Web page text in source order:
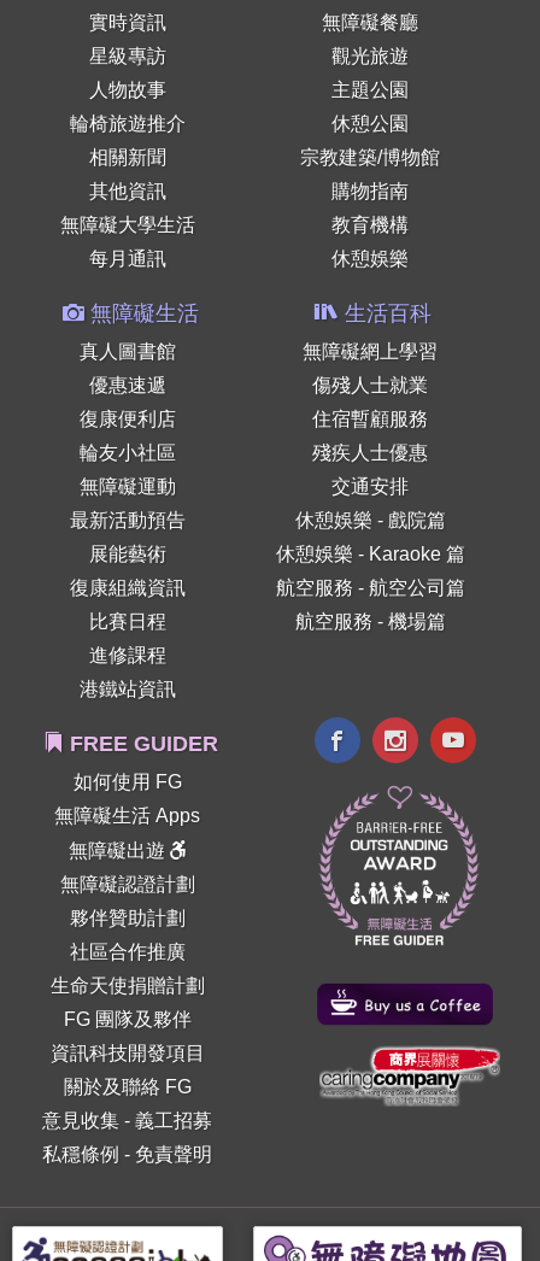
實時資訊
星級專訪
人物故事
輪椅旅遊推介
相關新聞
其他資訊
無障礙大學生活
每月通訊
無障礙餐廳
觀光旅遊
主題公園
休憩公園
宗教建築/博物館
購物指南
教育機構
休憩娛樂
無障礙生活
真人圖書館
優惠速遞
復康便利店
輪友小社區
無障礙運動
最新活動預告
展能藝術
復康組織資訊
比賽日程
進修課程
港鐵站資訊
生活百科
無障礙網上學習
傷殘人士就業
住宿暫顧服務
殘疾人士優惠
交通安排
休憩娛樂 - 戲院篇
休憩娛樂 - Karaoke 篇
航空服務 - 航空公司篇
航空服務 - 機場篇
FREE GUIDER
如何使用 FG
無障礙生活 Apps
無障礙出遊
無障礙認證計劃
夥伴贊助計劃
社區合作推廣
生命天使捐贈計劃
FG 團隊及夥伴
資訊科技開發項目
關於及聯絡 FG
意見收集 -義工招募
私穩條例 - 免責聲明